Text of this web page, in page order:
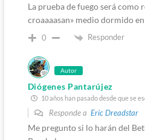
La prueba de fuego será como
croaaaasan» medio dormido
0 Responder
Autor
Diógenes Pantarújez
10 años han pasado desde que se
Responde a Eric Dreadstar
Me pregunto si lo harán del